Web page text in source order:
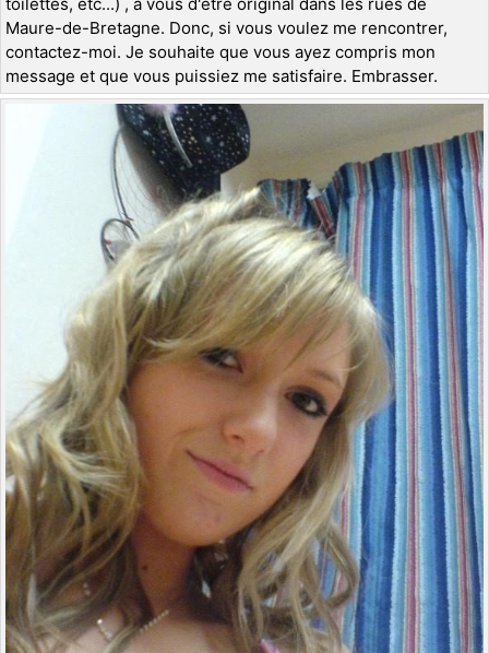
Maure-de-Bretagne. Donc, si vous voulez me rencontrer,
contactez-moi. Je souhaite que vous ayez compris mon
message et que vous puissiez me satisfaire. Embrasser.